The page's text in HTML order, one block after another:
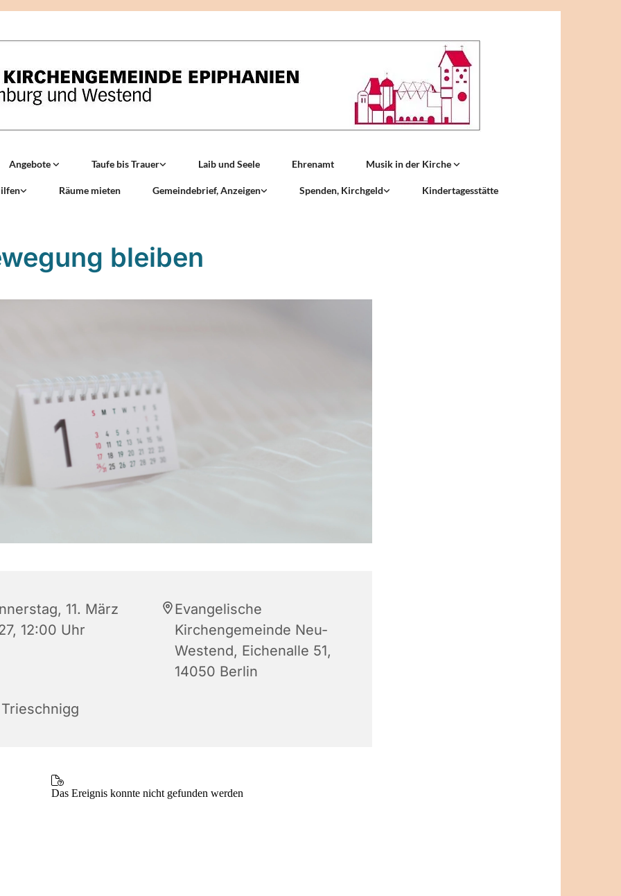
Angebote Taufe bis Trauer Laib und Seele Ehrenamt Musik in der Kirche
Räume mieten Gemeindebrief, Anzeigen Spenden, Kirchgeld Kindertagesstätte
bleiben
11. März
12:00 Uhr
Evangelische
Kirchengemeinde Neu-
Westend, Eichenalle 51,
14050 Berlin